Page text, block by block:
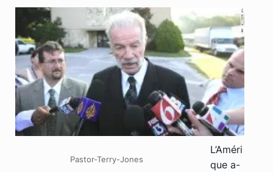
Pastor-Terry-Jones
L’Améri
que a-